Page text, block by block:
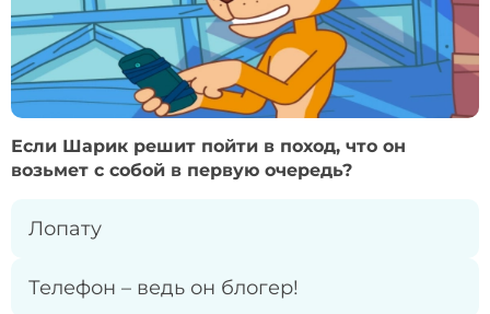
Если Шарик решит пойти в поход, что он
возьмет с собой в первую очередь?
Лопату
Телефон – ведь он блогер!